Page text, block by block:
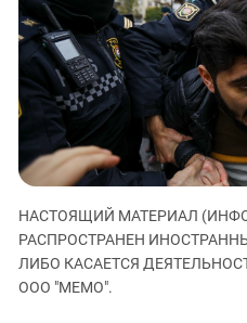
Дагестан
Ингушетия
Кабардино-Балкария
Калмыкия
Карачаево-Черкесия
Краснодарский край
Нагорный Карабах
Ростовская область
НАСТОЯЩИЙ МАТЕРИАЛ
РАСПРОСТРАНЕН
ЛИБО КАСАЕТСЯ
ООО "МЕМО".